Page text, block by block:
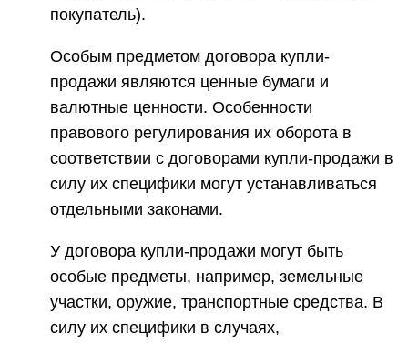
покупатель).
Особым предметом договора купли-
продажи являются ценные бумаги и
валютные ценности. Особенности
правового регулирования их оборота в
соответствии с договорами купли-продажи в
силу их специфики могут устанавливаться
отдельными законами.
У договора купли-продажи могут быть
особые предметы, например, земельные
участки, оружие, транспортные средства. В
силу их специфики в случаях,